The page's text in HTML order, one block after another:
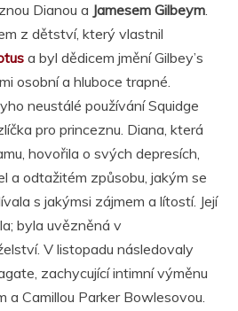
Dianou a Jamesem Gilbeym.
z dětství, který vlastnil
a byl dědicem jmění Gilbey’s
osobní a hluboce trapné.
neustálé používání Squidge
pro princeznu. Diana, která
hovořila o svých depresích,
a odtažitém způsobu, jakým se
s jakýmsi zájmem a lítostí. Její
byla uvězněná v
V listopadu následovaly
zachycující intimní výměnu
a Camillou Parker Bowlesovou.